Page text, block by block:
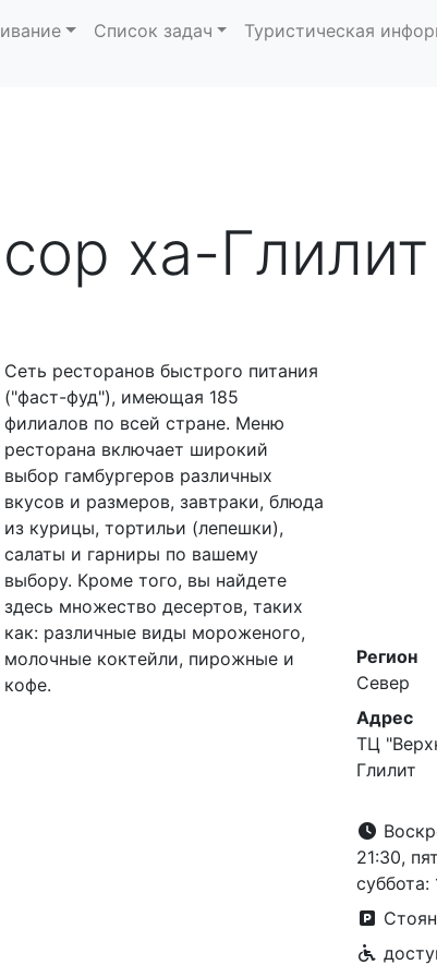
Список задач Туристическая
ха-Глилит
Сеть ресторанов быстрого питания
("фаст-фуд"), имеющая 185
филиалов по всей стране. Меню
ресторана включает широкий
выбор гамбургеров различных
вкусов и размеров, завтраки, блюда
из курицы, тортильи (лепешки),
салаты и гарниры по вашему
выбору. Кроме того, вы найдете
здесь множество десертов, таких
как: различные виды мороженого,
молочные коктейли, пирожные и
кофе.
Регион
Север
Адрес
ТЦ
Глилит
21:30,
суббота: